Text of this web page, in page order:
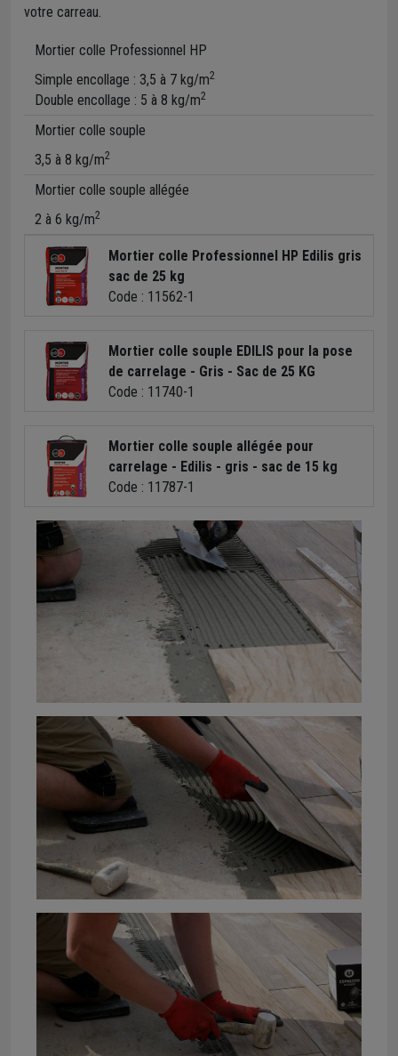
votre carreau.
Mortier colle Professionnel HP
Simple encollage : 3,5 à 7 kg/m2
Double encollage : 5 à 8 kg/m2
Mortier colle souple
3,5 à 8 kg/m2
Mortier colle souple allégée
2 à 6 kg/m2
Mortier colle Professionnel HP Edilis gris
sac de 25 kg
Code : 11562-1
Mortier colle souple EDILIS pour la pose
de carrelage - Gris - Sac de 25 KG
Code : 11740-1
Mortier colle souple allégée pour
carrelage - Edilis - gris - sac de 15 kg
Code : 11787-1